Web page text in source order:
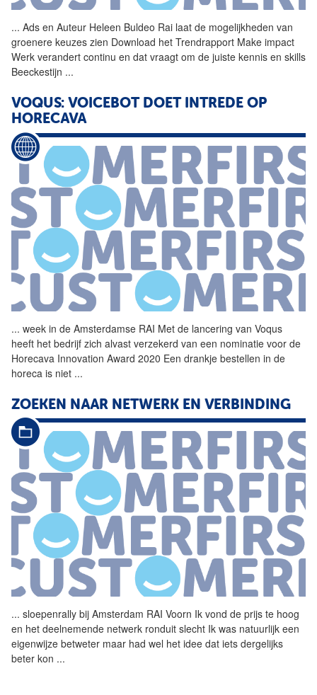
... Ads en Auteur Heleen Buldeo Rai laat de mogelijkheden van
groenere keuzes zien Download het Trendrapport Make impact
Werk verandert continu en dat vraagt om de juiste kennis en skills
Beeckestijn ...
VOQUS: VOICEBOT DOET INTREDE OP
HORECAVA
... week in de Amsterdamse RAI Met de lancering van Voqus
heeft het bedrijf zich alvast verzekerd van een nominatie voor de
Horecava Innovation Award 2020 Een drankje bestellen in de
horeca is niet ...
ZOEKEN NAAR NETWERK EN VERBINDING
... sloepenrally bij Amsterdam RAI Voorn Ik vond de prijs te hoog
en het deelnemende netwerk ronduit slecht Ik was natuurlijk een
eigenwijze betweter maar had wel het idee dat iets dergelijks
beter kon ...